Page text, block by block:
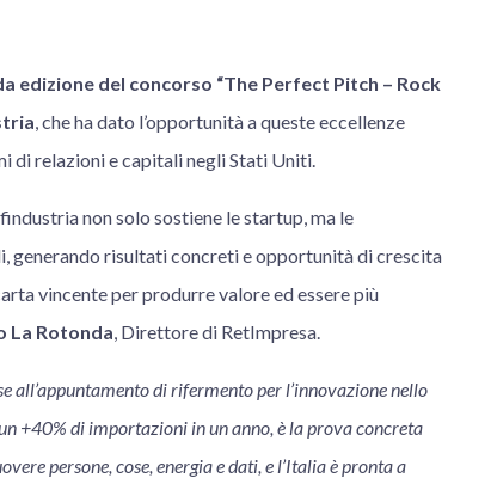
edizione del concorso “The Perfect Pitch – Rock
, che ha dato l’opportunità a queste eccellenze
di relazioni e capitali negli Stati Uniti.
non solo sostiene le startup, ma le
generando risultati concreti e opportunità di crescita
vincente per produrre valore ed essere più
La Rotonda, Direttore di RetImpresa.
all’appuntamento di rifermento per l’innovazione nello
+40% di importazioni in un anno, è la prova concreta
persone, cose, energia e dati, e l’Italia è pronta a